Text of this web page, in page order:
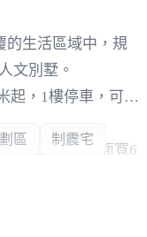
的生活區域中，規
文別墅。
起，1樓停車，可停
：25~47坪，面寬6
連一氣。
區 制震宅